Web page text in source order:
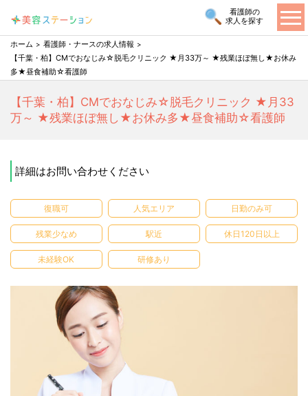
看護師の
求人を探す
ホーム
看護師・ナースの求人情報
【千葉・柏】CMでおなじみ☆脱毛クリニック ★月33万～ ★残業ほぼ無し★お休み
多★昼食補助☆看護師
【千葉・柏】CMでおなじみ☆脱毛クリニック ★月33
万～ ★残業ほぼ無し★お休み多★昼食補助☆看護師
詳細はお問い合わせください
復職可 人気エリア 日勤のみ可
残業少なめ 駅近 休日120日以上
未経験OK 研修あり